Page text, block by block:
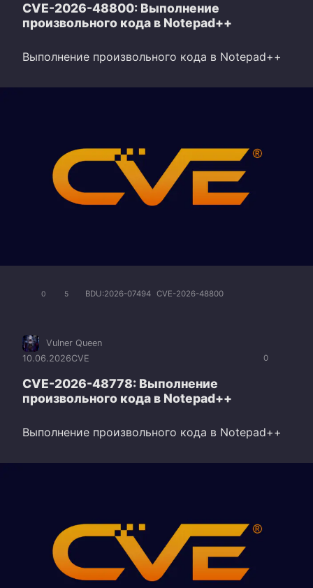
CVE-2026-48800: Выполнение
произвольного кода в Notepad++
Выполнение произвольного кода в Notepad++
0 5 BDU:2026-07494 CVE-2026-48800
0
Vulner Queen
10.06.2026CVE
CVE-2026-48778: Выполнение
произвольного кода в Notepad++
Выполнение произвольного кода в Notepad++